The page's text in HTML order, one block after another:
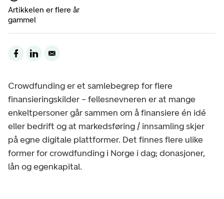
Artikkelen er flere år
gammel
Crowdfunding er et samlebegrep for flere
finansieringskilder – fellesnevneren er at mange
enkeltpersoner går sammen om å finansiere én idé
eller bedrift og at markedsføring / innsamling skjer
på egne digitale plattformer. Det finnes flere ulike
former for crowdfunding i Norge i dag; donasjoner,
lån og egenkapital.